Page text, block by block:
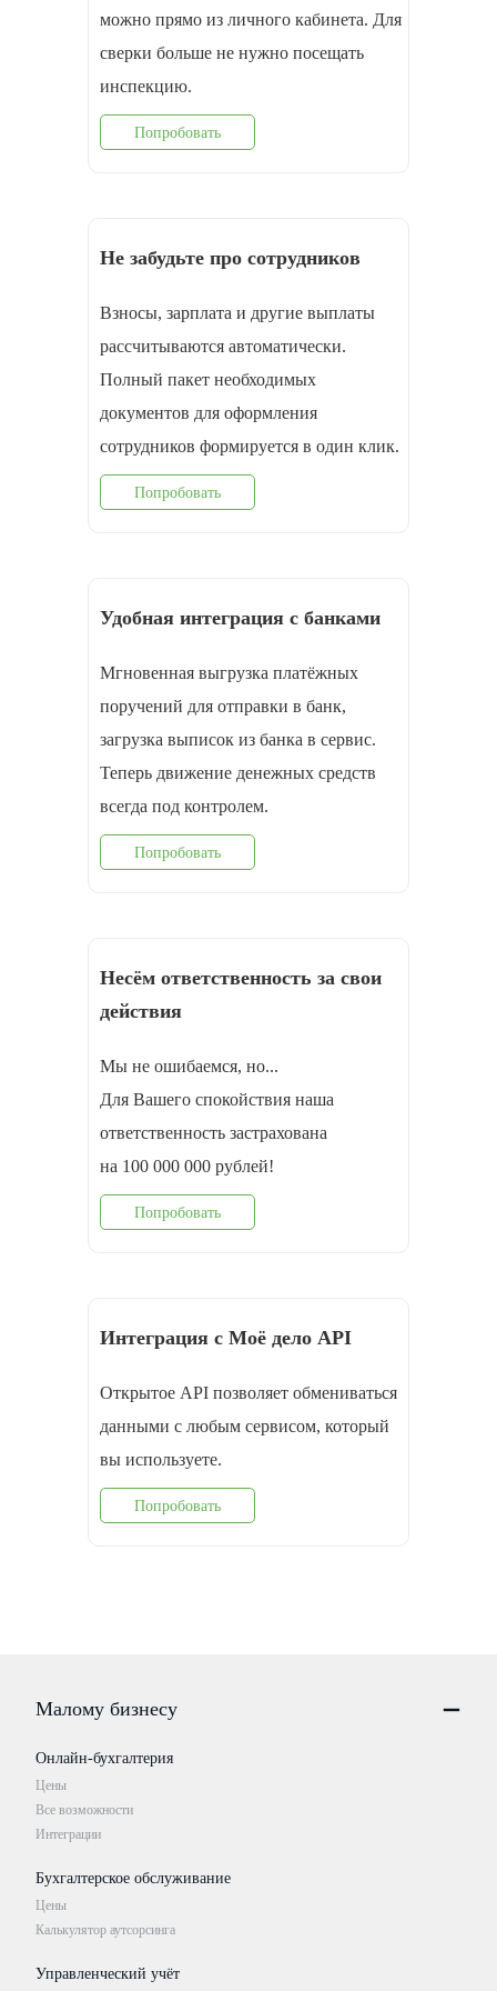
можно прямо из личного кабинета. Для
сверки больше не нужно посещать
инспекцию.
Попробовать
Не забудьте про сотрудников
Взносы, зарплата и другие выплаты
рассчитываются автоматически.
Полный пакет необходимых
документов для оформления
cотрудников формируется в один клик.
Попробовать
Удобная интеграция с банками
Мгновенная выгрузка платёжных
поручений для отправки в банк,
загрузка выписок из банка в сервис.
Теперь движение денежных средств
всегда под контролем.
Попробовать
Несём ответственность за свои
действия
Мы не ошибаемся, но...
Для Вашего спокойствия наша
ответственность застрахована
на 100 000 000 рублей!
Попробовать
Интеграция с Моё дело API
Открытое API позволяет обмениваться
данными с любым сервисом, который
вы используете.
Попробовать
Малому бизнесу
Онлайн-бухгалтерия
Цены
Все возможности
Интеграции
Бухгалтерское обслуживание
Цены
Калькулятор аутсорсинга
Управленческий учёт